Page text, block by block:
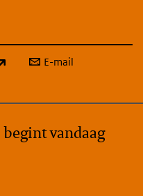
E-mail
begint vandaag